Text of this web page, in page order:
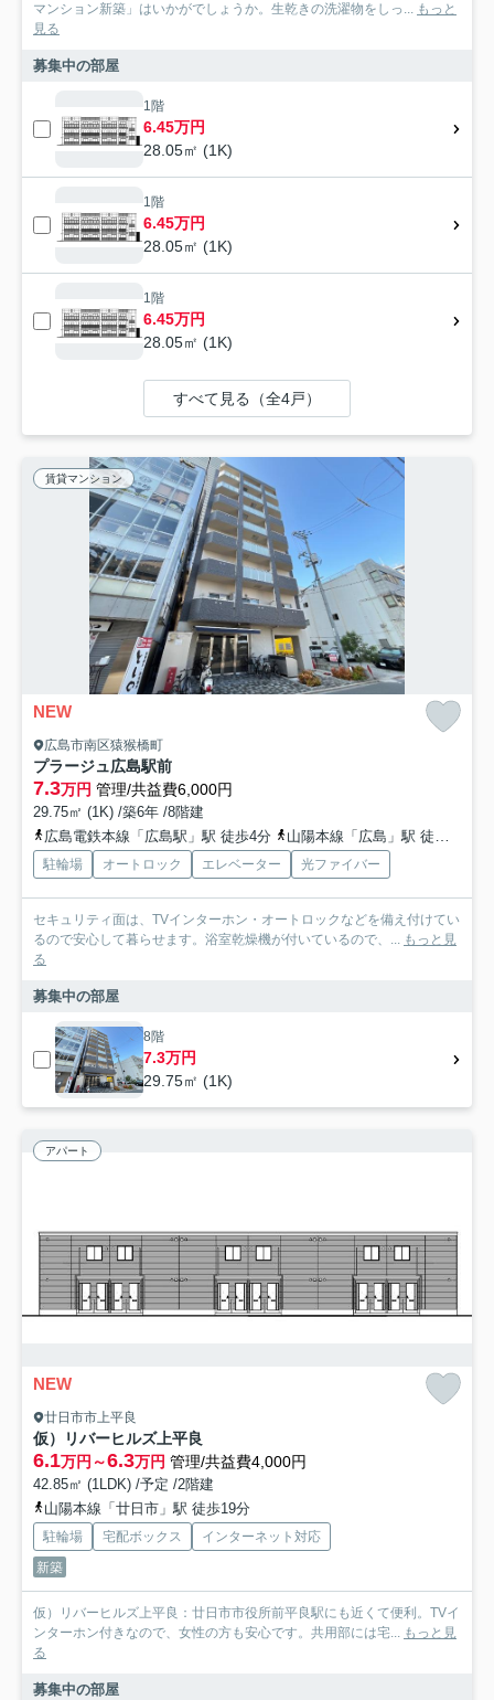
マンション新築」はいかがでしょうか。生乾きの洗濯物をしっ... もっと
見る
募集中の部屋
1階
6.45万円
28.05㎡ (1K)
1階
6.45万円
28.05㎡ (1K)
1階
6.45万円
28.05㎡ (1K)
すべて見る（全4戸）
賃貸マンション
NEW
広島市南区猿猴橋町
プラージュ広島駅前
7.3万円 管理/共益費6,000円
29.75㎡ (1K) /築6年 /8階建
広島電鉄本線「広島駅」駅 徒歩4分
山陽本線「広島」駅 徒歩4分
駐輪場 オートロック エレベーター 光ファイバー
セキュリティ面は、TVインターホン・オートロックなどを備え付けてい
るので安心して暮らせます。浴室乾燥機が付いているので、... もっと見
る
募集中の部屋
8階
7.3万円
29.75㎡ (1K)
アパート
NEW
廿日市市上平良
仮）リバーヒルズ上平良
6.1万円～6.3万円 管理/共益費4,000円
42.85㎡ (1LDK) /予定 /2階建
山陽本線「廿日市」駅 徒歩19分
駐輪場 宅配ボックス
インターネット対応
新築
仮）リバーヒルズ上平良：廿日市市役所前平良駅にも近くて便利。TVイ
ンターホン付きなので、女性の方も安心です。共用部には宅... もっと見
る
募集中の部屋